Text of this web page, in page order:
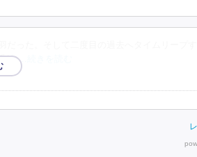
紘 …続きを読む